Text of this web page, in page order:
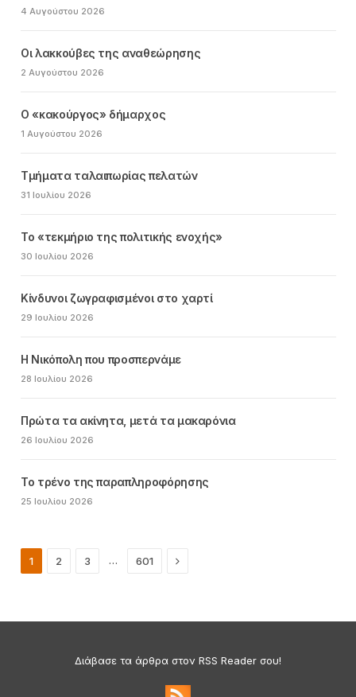
4 Αυγούστου 2026
Οι λακκούβες της αναθεώρησης
2 Αυγούστου 2026
Ο «κακούργος» δήμαρχος
1 Αυγούστου 2026
Τμήματα ταλαιπωρίας πελατών
31 Ιουλίου 2026
Το «τεκμήριο της πολιτικής ενοχής»
30 Ιουλίου 2026
Κίνδυνοι ζωγραφισμένοι στο χαρτί
29 Ιουλίου 2026
Η Νικόπολη που προσπερνάμε
28 Ιουλίου 2026
Πρώτα τα ακίνητα, μετά τα μακαρόνια
26 Ιουλίου 2026
Το τρένο της παραπληροφόρησης
25 Ιουλίου 2026
1 2 3 … 601 Next
Διάβασε τα άρθρα στον RSS Reader σου!